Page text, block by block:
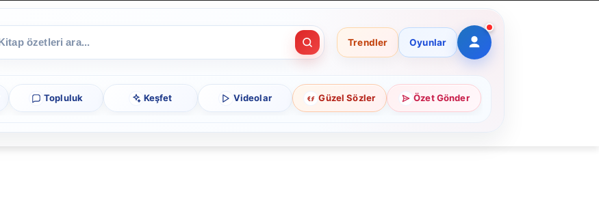
Trendler Oyunlar
Topluluk Keşfet Videolar Güzel Sözler Özet Gönder